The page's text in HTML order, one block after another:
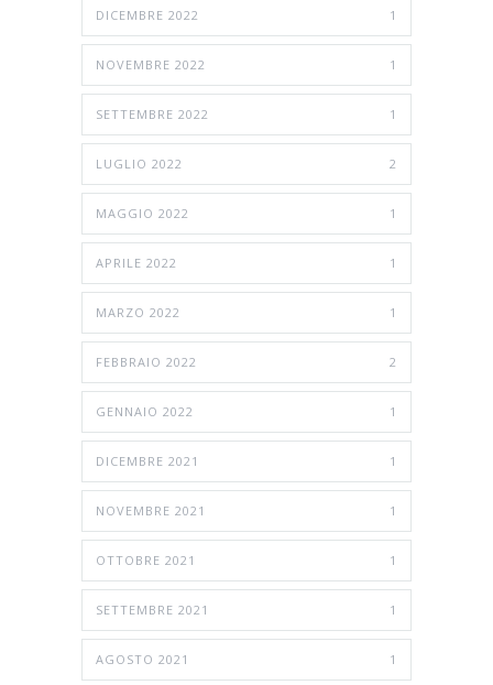
DICEMBRE 2022 1
NOVEMBRE 2022 1
SETTEMBRE 2022 1
LUGLIO 2022 2
MAGGIO 2022 1
APRILE 2022 1
MARZO 2022 1
FEBBRAIO 2022 2
GENNAIO 2022 1
DICEMBRE 2021 1
NOVEMBRE 2021 1
OTTOBRE 2021 1
SETTEMBRE 2021 1
AGOSTO 2021 1